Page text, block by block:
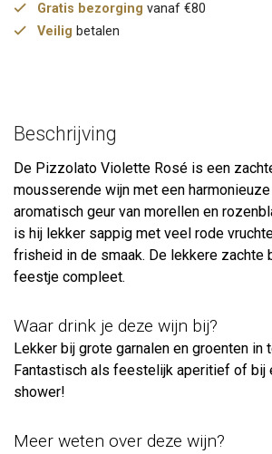
Gratis bezorging vanaf €80
Veilig betalen
Beschrijving
De Pizzolato Violette Rosé is een
mousserende wijn met een
aromatisch geur van morellen en
is hij lekker sappig met veel rode
frisheid in de smaak. De lekkere zachte
feestje compleet.
Waar drink je deze wijn bij?
Lekker bij grote garnalen en groenten in
Fantastisch als feestelijk aperitief of bij
shower!
Meer weten over deze wijn?